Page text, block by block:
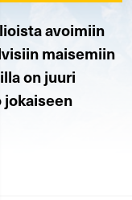
avoimiin
maisemiin
on juuri
jokaiseen